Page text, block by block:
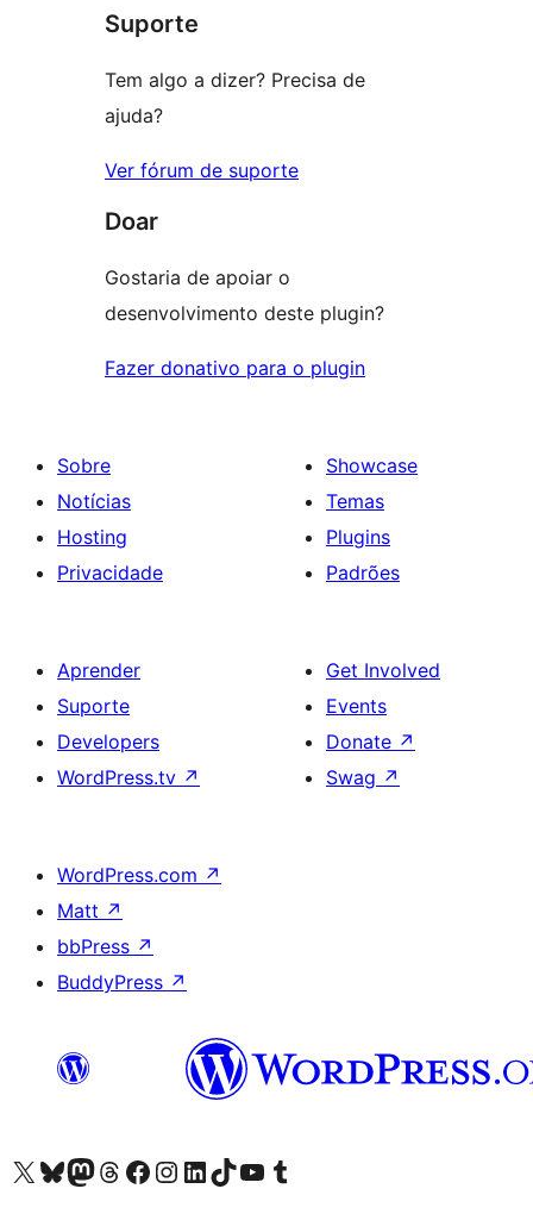
review
Suporte
Tem algo a dizer? Precisa de
ajuda?
Ver fórum de suporte
Doar
Gostaria de apoiar o
desenvolvimento deste plugin?
Fazer donativo para o plugin
Sobre
Notícias
Hosting
Privacidade
Showcase
Temas
Plugins
Padrões
Aprender
Suporte
Developers
WordPress.tv ↗
Get Involved
Events
Donate ↗
Swag ↗
WordPress.com ↗
Matt ↗
bbPress ↗
BuddyPress ↗
Visite a nossa conta X (antigo Twitter)
Visit our Bluesky account
Visit our Mastodon account
Visit our Threads account
Visite a nossa página do Facebook
Visite a nossa conta no Instagram
Visite a nossa conta no LinkedIn
Visit our TikTok account
Visit our YouTube channel
Visit our Tumblr account